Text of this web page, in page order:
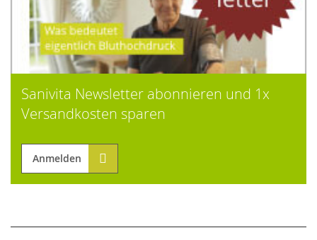
Sanivita Newsletter abonnieren und 1x
Versandkosten sparen
Anmelden